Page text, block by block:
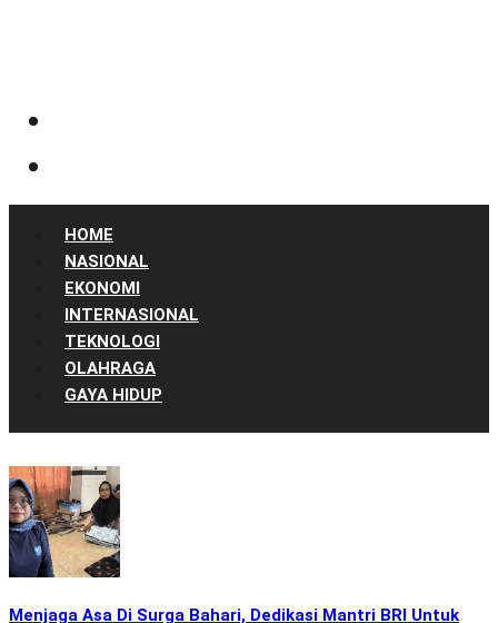
HOME
NASIONAL
EKONOMI
INTERNASIONAL
TEKNOLOGI
OLAHRAGA
GAYA HIDUP
Menjaga Asa Di Surga Bahari, Dedikasi Mantri BRI Untuk